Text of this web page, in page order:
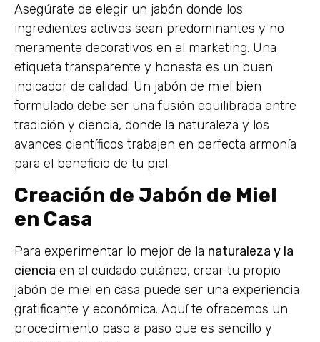
Asegúrate de elegir un jabón donde los
ingredientes activos sean predominantes y no
meramente decorativos en el marketing. Una
etiqueta transparente y honesta es un buen
indicador de calidad. Un jabón de miel bien
formulado debe ser una fusión equilibrada entre
tradición y ciencia, donde la naturaleza y los
avances científicos trabajen en perfecta armonía
para el beneficio de tu piel.
Creación de Jabón de Miel
en Casa
Para experimentar lo mejor de la naturaleza y la
ciencia en el cuidado cutáneo, crear tu propio
jabón de miel en casa puede ser una experiencia
gratificante y económica. Aquí te ofrecemos un
procedimiento paso a paso que es sencillo y